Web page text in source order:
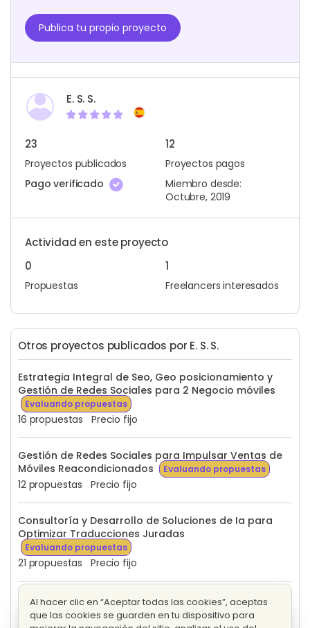
Publica tu propio proyecto
E. S. S.
23
Proyectos publicados
12
Proyectos pagos
Pago verificado
Miembro desde:
Octubre, 2019
Actividad en este proyecto
0
Propuestas
1
Freelancers interesados
Otros proyectos publicados por E. S. S.
Estrategia Integral de Seo, Geo posicionamiento y
Gestión de Redes Sociales para 2 Negocio móviles
Evaluando propuestas
16 propuestas Precio fijo
Gestión de Redes Sociales para Impulsar Ventas de
Móviles Reacondicionados
Evaluando propuestas
12 propuestas Precio fijo
Consultoría y Desarrollo de Soluciones de Ia para
Optimizar Traducciones Juradas
Evaluando propuestas
21 propuestas Precio fijo
Video 30 minutos para exponer en tienda reparación
de móviles
Evaluando propuestas
Al hacer clic en “Aceptar todas las cookies”, aceptas
que las cookies se guarden en tu dispositivo para